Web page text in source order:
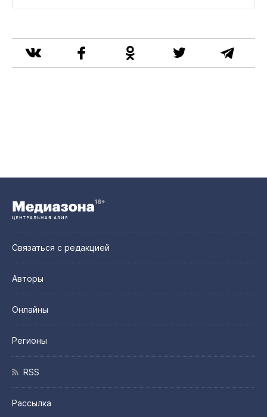
Связаться с редакцией
Авторы
Онлайны
Регионы
RSS
Рассылка